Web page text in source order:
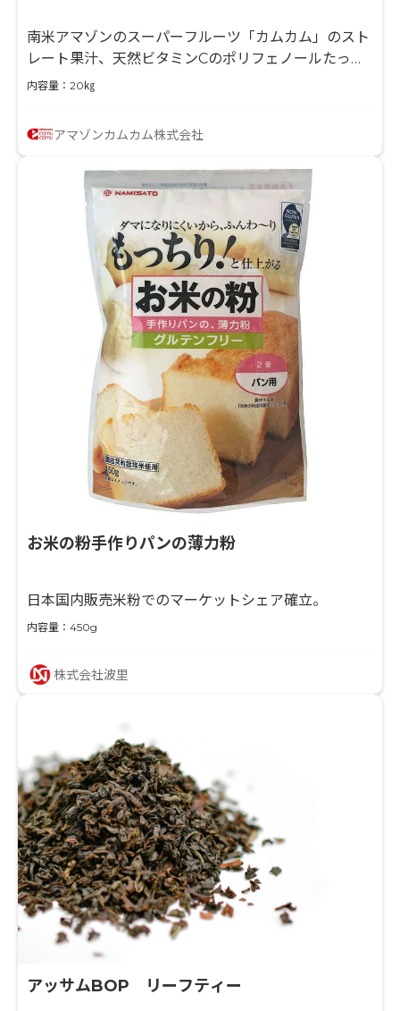
南米アマゾンのスーパーフルーツ「カムカム」のスト
レート果汁、天然ビタミンCのポリフェノールたっぷ
り
内容量：20㎏
アマゾンカムカム株式会社
お米の粉手作りパンの薄力粉
日本国内販売米粉でのマーケットシェア確立。
内容量：450g
株式会社波里
アッサムBOP リーフティー